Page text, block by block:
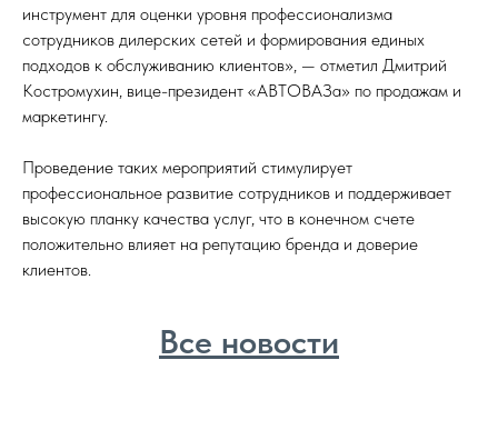
инструмент для оценки уровня профессионализма
сотрудников дилерских сетей и формирования единых
подходов к обслуживанию клиентов», — отметил Дмитрий
Костромухин, вице-президент «АВТОВАЗа» по продажам и
маркетингу.
Проведение таких мероприятий стимулирует
профессиональное развитие сотрудников и поддерживает
высокую планку качества услуг, что в конечном счете
положительно влияет на репутацию бренда и доверие
клиентов.
Все новости